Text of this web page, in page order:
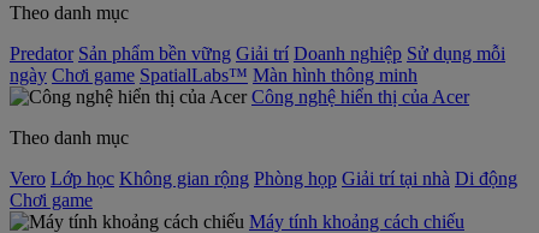
Theo danh mục
Predator Sản phẩm bền vững Giải trí Doanh nghiệp Sử dụng mỗi
ngày Chơi game SpatialLabs™ Màn hình thông minh
Công nghệ hiển thị của Acer
Theo danh mục
Vero Lớp học Không gian rộng Phòng họp Giải trí tại nhà Di động
Chơi game
Máy tính khoảng cách chiếu